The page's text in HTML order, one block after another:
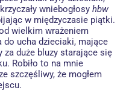
wniebogłosy hbw
w międzyczasie piątki.
wielkim wrażeniem
ucha dzieciaki, mające
duże bluzy starające się
Robiło to na mnie
szczęśliwy, że mogłem